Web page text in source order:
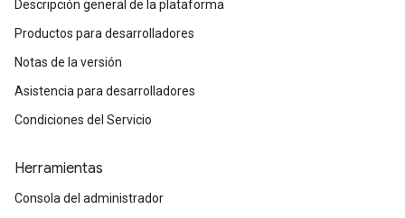
Descripción general de la plataforma
Productos para desarrolladores
Notas de la versión
Asistencia para desarrolladores
Condiciones del Servicio
Herramientas
Consola del administrador